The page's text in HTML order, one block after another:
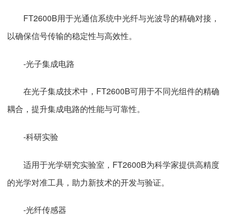
FT2600B用于光通信系统中光纤与光波导的精确对接，
以确保信号传输的稳定性与高效性。
-光子集成电路
在光子集成技术中，FT2600B可用于不同光组件的精确
耦合，提升集成电路的性能与可靠性。
-科研实验
适用于光学研究实验室，FT2600B为科学家提供高精度
的光学对准工具，助力新技术的开发与验证。
-光纤传感器